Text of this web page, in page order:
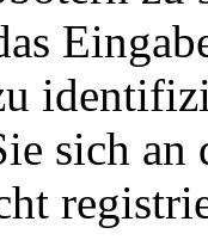
sich